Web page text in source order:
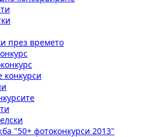
през времето
конкурси
"50+ фотоконкурси 2013"